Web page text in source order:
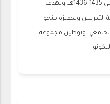
دورته الأولى للعام الدراسي 1435-1436هـ. ويهدف
التدريس وتحفيزه منحو
الجامعي، وتوطين مجموعة